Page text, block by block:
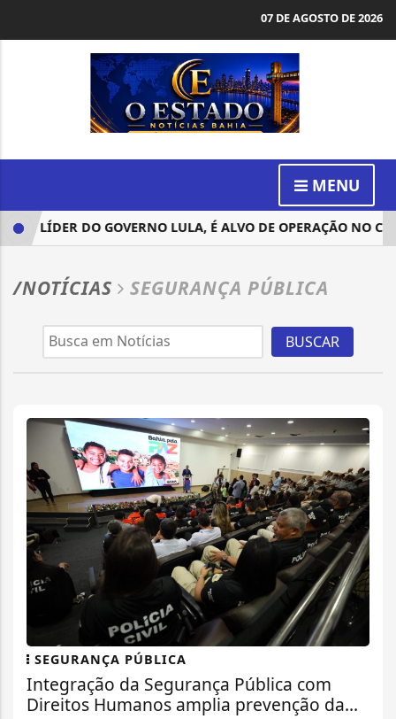
07 DE AGOSTO DE 2026
MENU
LÍDER DO GOVERNO LULA, É ALVO DE OPERAÇÃO NO
/NOTÍCIAS SEGURANÇA PÚBLICA
BUSCAR
SEGURANÇA PÚBLICA
Integração da Segurança Pública com
Direitos Humanos amplia prevenção da...